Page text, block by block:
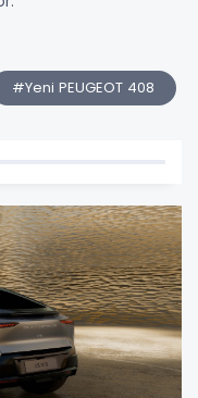
#Yeni PEUGEOT 408